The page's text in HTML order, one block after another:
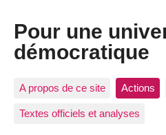
Pour une
démocratique
A propos de ce site Actions
Textes officiels et analyses